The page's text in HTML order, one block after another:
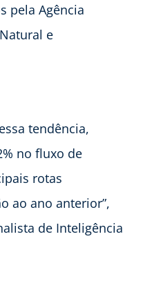
pela Agência
e
tendência,
no fluxo de
rotas
ao ano anterior”,
de Inteligência